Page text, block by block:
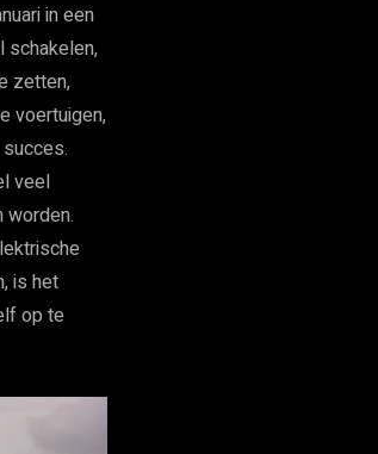
in een
schakelen,
zetten,
voertuigen,
veel
worden.
is het
op te